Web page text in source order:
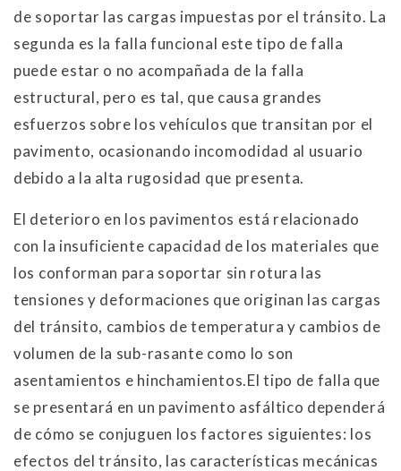
de soportar las cargas impuestas por el tránsito. La
segunda es la falla funcional este tipo de falla
puede estar o no acompañada de la falla
estructural, pero es tal, que causa grandes
esfuerzos sobre los vehículos que transitan por el
pavimento, ocasionando incomodidad al usuario
debido a la alta rugosidad que presenta.
El deterioro en los pavimentos está relacionado
con la insuficiente capacidad de los materiales que
los conforman para soportar sin rotura las
tensiones y deformaciones que originan las cargas
del tránsito, cambios de temperatura y cambios de
volumen de la sub-rasante como lo son
asentamientos e hinchamientos.El tipo de falla que
se presentará en un pavimento asfáltico dependerá
de cómo se conjuguen los factores siguientes: los
efectos del tránsito, las características mecánicas